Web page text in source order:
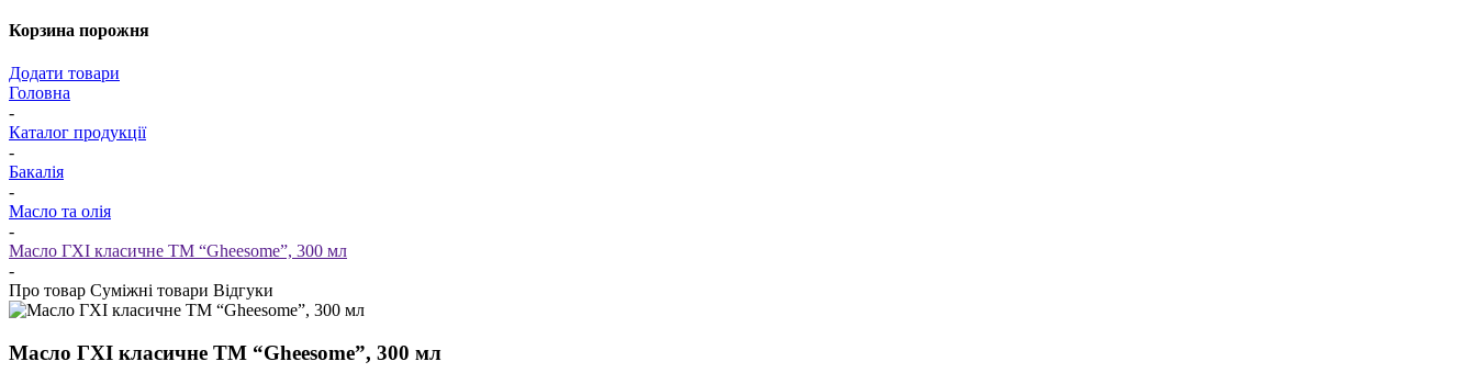
Корзина порожня
Додати товари
Головна
-
Каталог продукції
-
Бакалія
-
Масло та олія
-
Масло ГХІ класичне ТМ “Gheesome”, 300 мл
-
Про товар Суміжні товари Відгуки
Масло ГХІ класичне ТМ “Gheesome”, 300 мл